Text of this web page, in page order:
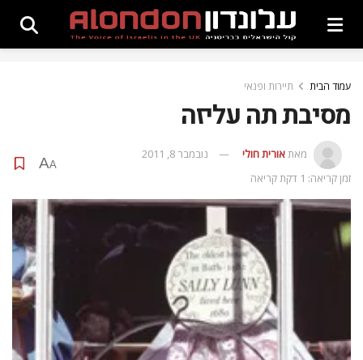
עמוד הבית תיירות ופנאי
מסיבת תה עליזה
מאתאורית חולי
נובמבר 8, 2011
זמן קריאה: 1 דקת קריאה
A
A